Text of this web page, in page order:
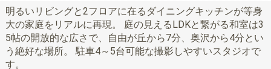
明るいリビングと2フロアに在るダイニングキッチンが等身
大の家庭をリアルに再現。 庭の見えるLDKと繋がる和室は3
5帖の開放的な広さで、自由が丘から7分、奥沢から4分とい
う絶好な場所。 駐車4～5台可能な撮影しやすいスタジオで
す。